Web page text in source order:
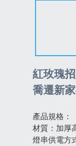
紅玫瑰
喬遷新家
產品規格：
材質：加厚
燈串供電方